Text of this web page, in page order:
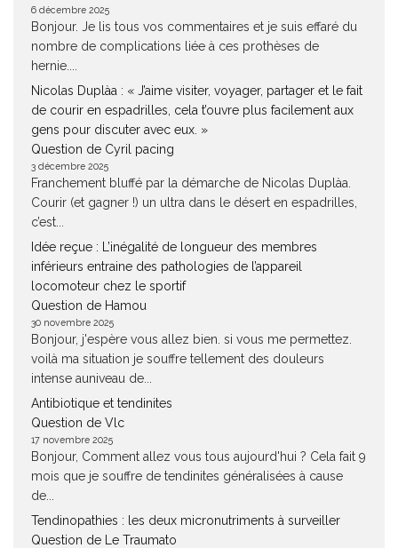
6 décembre 2025
Bonjour. Je lis tous vos commentaires et je suis effaré du
nombre de complications liée à ces prothèses de
hernie....
Nicolas Duplàa : « J’aime visiter, voyager, partager et le fait
de courir en espadrilles, cela t’ouvre plus facilement aux
gens pour discuter avec eux. »
Question de Cyril pacing
3 décembre 2025
Franchement bluffé par la démarche de Nicolas Duplàa.
Courir (et gagner !) un ultra dans le désert en espadrilles,
c’est...
Idée reçue : L’inégalité de longueur des membres
inférieurs entraine des pathologies de l’appareil
locomoteur chez le sportif
Question de Hamou
30 novembre 2025
Bonjour, j'espère vous allez bien. si vous me permettez.
voilà ma situation je souffre tellement des douleurs
intense auniveau de...
Antibiotique et tendinites
Question de Vlc
17 novembre 2025
Bonjour, Comment allez vous tous aujourd'hui ? Cela fait 9
mois que je souffre de tendinites généralisées à cause
de...
Tendinopathies : les deux micronutriments à surveiller
Question de Le Traumato